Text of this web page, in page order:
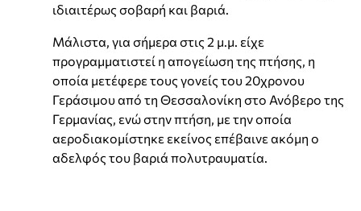
ιδιαιτέρως σοβαρή και βαριά.
Μάλιστα, για σήμερα στις 2 μ.μ. είχε
προγραμματιστεί η απογείωση της πτήσης, η
οποία μετέφερε τους γονείς του 20χρονου
Γεράσιμου από τη Θεσσαλονίκη στο Ανόβερο της
Γερμανίας, ενώ στην πτήση, με την οποία
αεροδιακομίστηκε εκείνος επέβαινε ακόμη ο
αδελφός του βαριά πολυτραυματία.